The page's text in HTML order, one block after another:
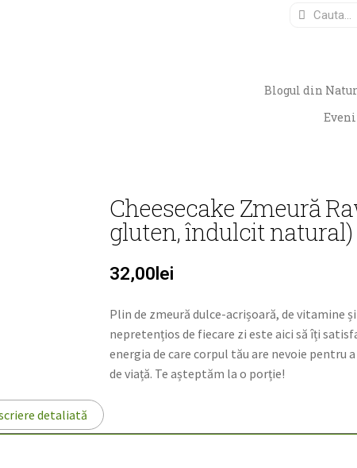
Blogul din
Cheesecake Zmeură
gluten, îndulcit natural)
32,00 lei
Plin de zmeură dulce-acrișoară, de vitamine
nepretențios de fiecare zi este aici să îți
energia de care corpul tău are nevoie pentru
de viață. Te așteptăm la o porție!
detaliată